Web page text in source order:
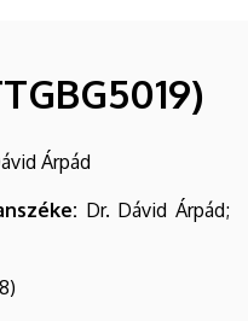
Árpád
Dr. Dávid Árpád;